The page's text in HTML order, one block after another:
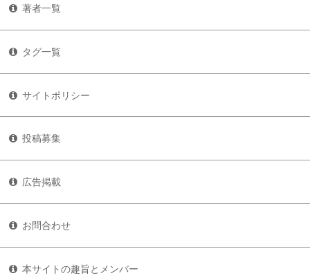
著者一覧
タグ一覧
サイトポリシー
投稿募集
広告掲載
お問合わせ
本サイトの趣旨とメンバー